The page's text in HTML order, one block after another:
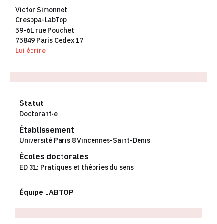
Victor Simonnet
Cresppa-LabTop
59-61 rue Pouchet
75849 Paris Cedex 17
Lui écrire
Statut
Doctorant·e
Établissement
Université Paris 8 Vincennes-Saint-Denis
Écoles doctorales
ED 31: Pratiques et théories du sens
Équipe LABTOP